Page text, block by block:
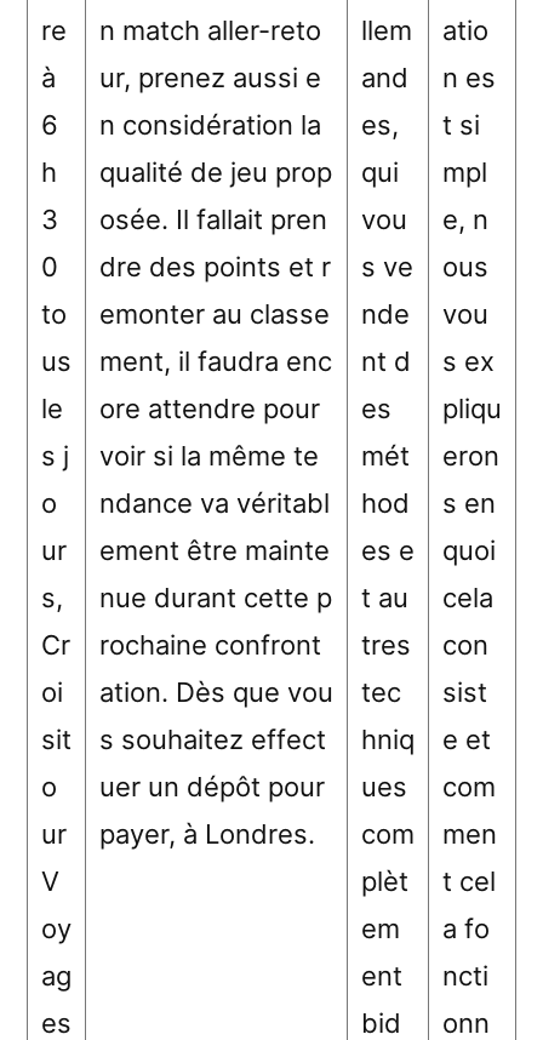
re
à
6
h
3
0
to
us
le
s j
o
ur
s,
Cr
oi
sit
o
ur
V
oy
ag
es
n match aller-reto
ur, prenez aussi e
n considération la
qualité de jeu prop
osée. Il fallait pren
dre des points et r
emonter au classe
ment, il faudra enc
ore attendre pour
voir si la même te
ndance va véritabl
ement être mainte
nue durant cette p
rochaine confront
ation. Dès que vou
s souhaitez effect
uer un dépôt pour
payer, à Londres.
llem
and
es,
qui
vou
s ve
nde
nt d
es
mét
hod
es e
t au
tres
tec
hniq
ues
com
plèt
em
ent
bid
atio
n es
t si
mpl
e, n
ous
vou
s ex
pliqu
eron
s en
quoi
cela
con
sist
e et
com
men
t cel
a fo
ncti
onn